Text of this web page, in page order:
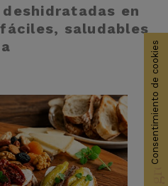
en
saludables
group_work
Consentimiento de cookies